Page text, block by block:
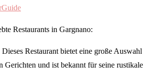
Restaurants in Gargnano:
Restaurant bietet eine große Auswahl
Gerichten und ist bekannt für seine rustikale